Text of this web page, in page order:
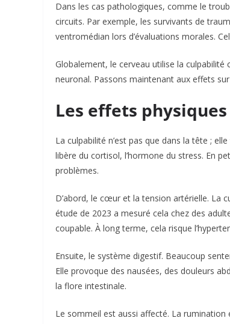
Dans les cas pathologiques, comme le
circuits. Par exemple, les survivants de
ventromédian lors d’évaluations morales.
Globalement, le cerveau utilise la culpabilité
neuronal. Passons maintenant aux effets
Les effets
La culpabilité n’est pas que dans la tête ;
libère du cortisol, l’hormone du stress. En
problèmes.​
D’abord, le cœur et la tension artérielle. La
étude de 2023 a mesuré cela chez des
coupable. À long terme, cela risque
Ensuite, le système digestif. Beaucoup
Elle provoque des nausées, des douleurs
la flore intestinale.​
Le sommeil est aussi affecté. La rumination